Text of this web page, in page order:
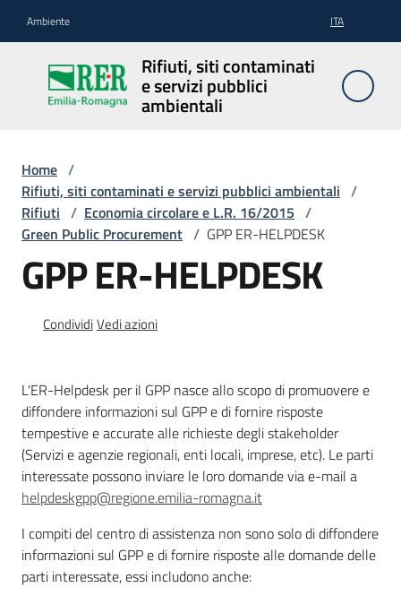
Ambiente ITA
Rifiuti, siti contaminati
e servizi pubblici
ambientali
Rifiuti, siti
contaminati
e servizi
Rifiuti
contaminati
Servizi
acqua/rifiuti
Comunicazione
Piani,
progetti
Home /
Rifiuti, siti contaminati e servizi pubblici ambientali /
Rifiuti / Economia circolare e L.R. 16/2015 /
Green Public Procurement / GPP ER-HELPDESK
GPP ER-HELPDESK
CondividiVedi azioni
L'ER-Helpdesk per il GPP nasce allo scopo di promuovere e
diffondere informazioni sul GPP e di fornire risposte
tempestive e accurate alle richieste degli stakeholder
(Servizi e agenzie regionali, enti locali, imprese, etc). Le parti
interessate possono inviare le loro domande via e-mail a
helpdeskgpp@regione.emilia-romagna.it
I compiti del centro di assistenza non sono solo di diffondere
informazioni sul GPP e di fornire risposte alle domande delle
parti interessate, essi includono anche: